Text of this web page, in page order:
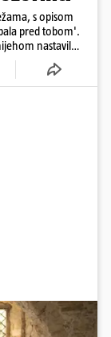
s opisom
pred tobom'.
nastavila